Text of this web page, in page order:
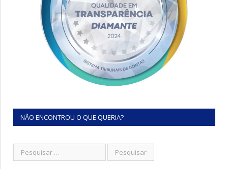
NÃO ENCONTROU O QUE QUERIA?